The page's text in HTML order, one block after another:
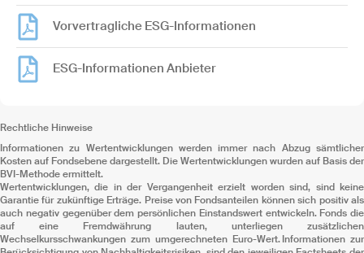
Vorvertragliche ESG-Informationen
ESG-Informationen Anbieter
Rechtliche Hinweise
Informationen zu Wertentwicklungen werden immer nach Abzug sämtlicher
Kosten auf Fondsebene dargestellt. Die Wertentwicklungen wurden auf Basis der
BVI-Methode ermittelt.
Wertentwicklungen, die in der Vergangenheit erzielt worden sind, sind keine
Garantie für zukünftige Erträge. Preise von Fondsanteilen können sich positiv als
auch negativ gegenüber dem persönlichen Einstandswert entwickeln. Fonds die
auf eine Fremdwährung lauten, unterliegen zusätzlichen
Wechselkursschwankungen zum umgerechneten Euro-Wert. Informationen zur